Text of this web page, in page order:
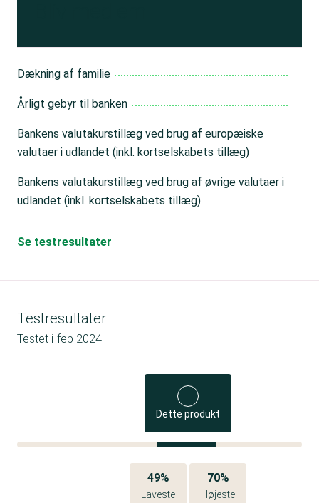
Dækning af familie
Årligt gebyr til banken
Bankens valutakurstillæg ved brug af europæiske
valutaer i udlandet (inkl. kortselskabets tillæg)
Bankens valutakurstillæg ved brug af øvrige valutaer i
udlandet (inkl. kortselskabets tillæg)
Se testresultater
Testresultater
Testet i feb 2024
Dette produkt
49%
Laveste
70%
Højeste